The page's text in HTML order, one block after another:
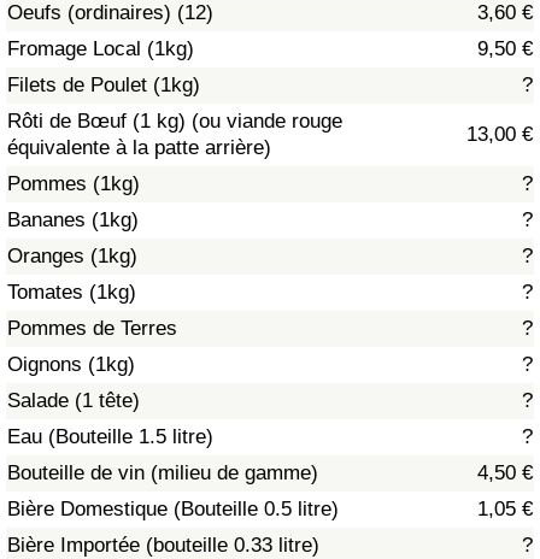
Oeufs (ordinaires) (12)
3,60 €
Fromage Local (1kg)
9,50 €
Filets de Poulet (1kg)
?
Rôti de Bœuf (1 kg) (ou viande rouge
équivalente à la patte arrière)
13,00 €
Pommes (1kg)
?
Bananes (1kg)
?
Oranges (1kg)
?
Tomates (1kg)
?
Pommes de Terres
?
Oignons (1kg)
?
Salade (1 tête)
?
Eau (Bouteille 1.5 litre)
?
Bouteille de vin (milieu de gamme)
4,50 €
Bière Domestique (Bouteille 0.5 litre)
1,05 €
Bière Importée (bouteille 0.33 litre)
?
Indice des soins de santé
Indice des soins de santé par Pays
Pollution
Indice de pollution
Indice de Pollution par Pays
Trafic
Indice de Trafic
Indice de Trafic (Actuel)